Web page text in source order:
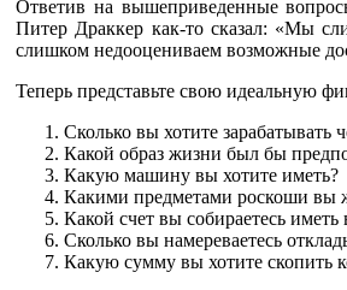
Ответив на вышеприведенные
Питер Драккер как-то сказал: «Мы
слишком недооцениваем возможные
Теперь представьте свою идеальную
Сколько вы хотите зарабатывать
Какой образ жизни был бы
Какую машину вы хотите иметь?
Какими предметами роскоши вы
Какой счет вы собираетесь иметь
Сколько вы намереваетесь
Какую сумму вы хотите скопить